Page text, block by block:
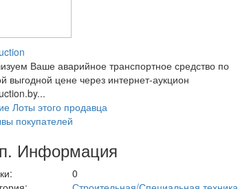
Ваше аварийное транспортное средство по
выгодной цене через интернет-аукцион
Лоты этого продавца
покупателей
Информация
0